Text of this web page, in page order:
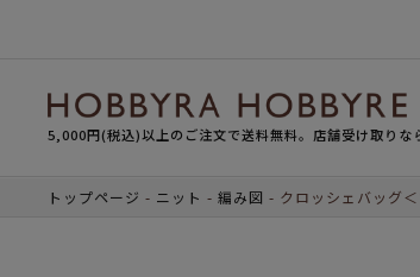
5,000円(税込)以上のご注文で送料無料。店舗受け取りな
トップページ ニット 編み図 クロッシェバッグ